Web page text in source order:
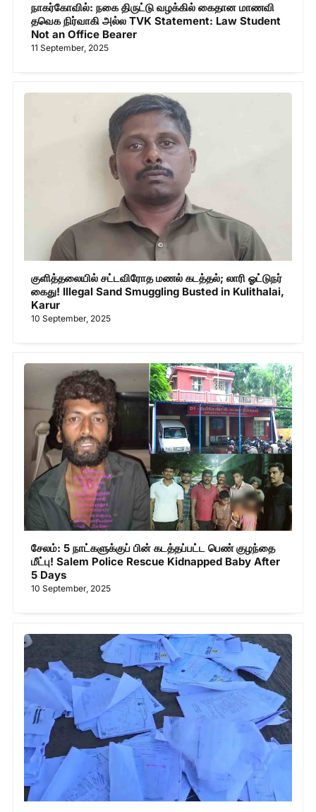
நாகர்கோவில்: நகை திருட்டு வழக்கில் கைதான மாணவி
தவெக நிர்வாகி அல்ல TVK Statement: Law Student
Not an Office Bearer
11 September, 2025
குளித்தலையில் சட்டவிரோத மணல் கடத்தல்; லாரி ஓட்டுநர்
கைது! Illegal Sand Smuggling Busted in Kulithalai,
Karur
10 September, 2025
சேலம்: 5 நாட்களுக்குப் பின் கடத்தப்பட்ட பெண் குழந்தை
மீட்பு! Salem Police Rescue Kidnapped Baby After
5 Days
10 September, 2025